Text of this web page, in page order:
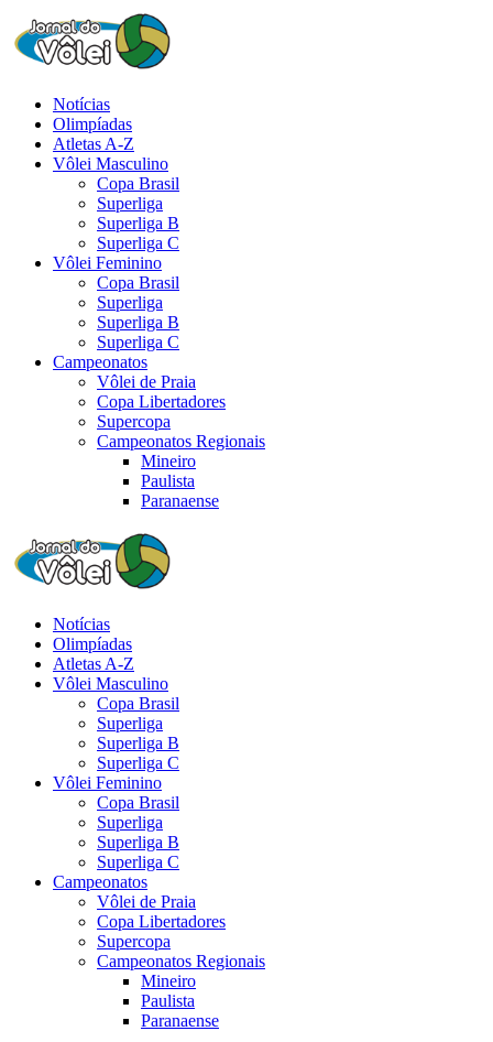
Notícias
Olimpíadas
Atletas A-Z
Vôlei Masculino
Copa Brasil
Superliga
Superliga B
Superliga C
Vôlei Feminino
Copa Brasil
Superliga
Superliga B
Superliga C
Campeonatos
Vôlei de Praia
Copa Libertadores
Supercopa
Campeonatos Regionais
Mineiro
Paulista
Paranaense
Notícias
Olimpíadas
Atletas A-Z
Vôlei Masculino
Copa Brasil
Superliga
Superliga B
Superliga C
Vôlei Feminino
Copa Brasil
Superliga
Superliga B
Superliga C
Campeonatos
Vôlei de Praia
Copa Libertadores
Supercopa
Campeonatos Regionais
Mineiro
Paulista
Paranaense